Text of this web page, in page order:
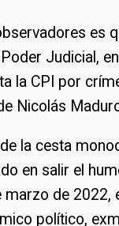
es
Judicial,
la CPI por
Nicolás
la cesta
en salir el
de 2022,
político,